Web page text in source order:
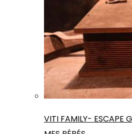
VITI FAMILY- ESCAPE